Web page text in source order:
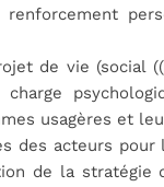
de vie (social
usagères et
des acteurs
de la